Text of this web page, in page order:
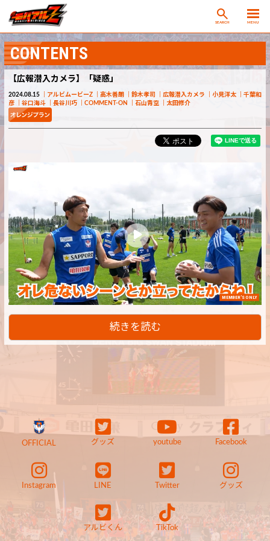
SEARCH MENU
CONTENTS
【広報潜入カメラ】「疑惑」
2024.08.15 アルビムービーZ 高木善朗 鈴木孝司 広報潜入カメラ 小見洋太
千葉和
彦
谷口海斗 長谷川巧 COMMENT-ON 石山青空 太田修介
MEMBER'S ONLY
続きを読む
OFFICIAL グッズ youtube Facebook
Instagram LINE Twitter グッズ
アルビくん TikTok